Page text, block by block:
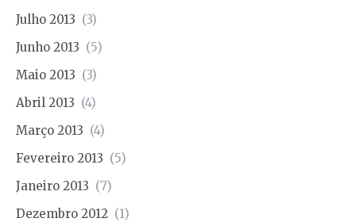
Julho 2013 (3)
Junho 2013 (5)
Maio 2013 (3)
Abril 2013 (4)
Março 2013 (4)
Fevereiro 2013 (5)
Janeiro 2013 (7)
Dezembro 2012 (1)